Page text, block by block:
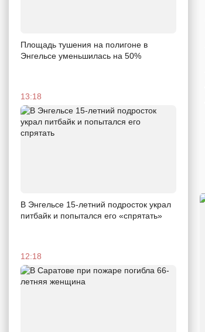
Площадь тушения на полигоне в
Энгельсе уменьшилась на 50%
13:18
В Энгельсе 15-летний подросток украл
питбайк и попытался его «спрятать»
12:18